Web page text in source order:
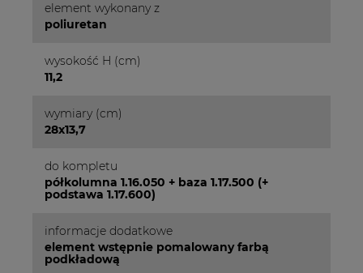
element wykonany z
poliuretan
wysokość H (cm)
11,2
wymiary (cm)
28x13,7
do kompletu
półkolumna 1.16.050 + baza 1.17.500 (+
podstawa 1.17.600)
informacje dodatkowe
element wstępnie pomalowany farbą
podkładową